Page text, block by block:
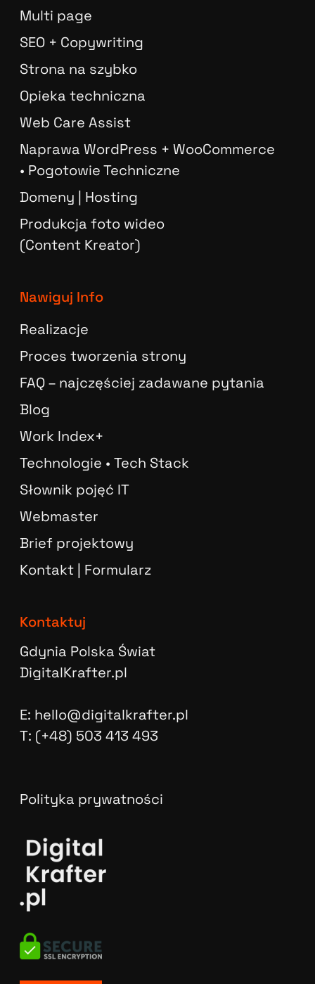
Multi page
SEO + Copywriting
Strona na szybko
Opieka techniczna
Web Care Assist
Naprawa WordPress + WooCommerce
• Pogotowie Techniczne
Domeny | Hosting
Produkcja foto wideo
(Content Kreator)
Nawiguj Info
Realizacje
Proces tworzenia strony
FAQ – najczęściej zadawane pytania
Blog
Work Index+
Technologie • Tech Stack
Słownik pojęć IT
Webmaster
Brief projektowy
Kontakt | Formularz
Kontaktuj
Gdynia Polska Świat
DigitalKrafter.pl
E: hello@digitalkrafter.pl
T: (+48) 503 413 493
Polityka prywatności